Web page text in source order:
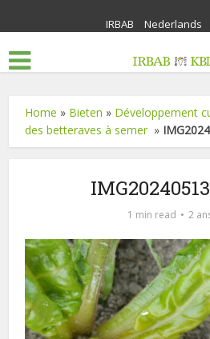
IRBAB Nederlands
Home » Bieten » Développement
des betteraves à semer »
1 min read 2